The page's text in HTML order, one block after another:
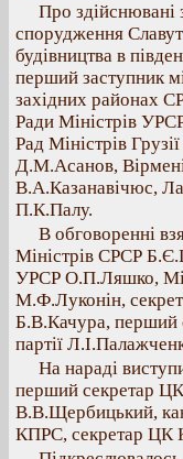
Про
спорудження
будівництва в
перший заступник
західних районах
Ради Міністрів
Рад Міністрів
Д.М.Асанов,
В.А.Казанавічюс,
П.К.Палу.
В обговоренні
Міністрів СРСР
УРСР О.П.Ляшко,
М.Ф.Луконін,
Б.В.Качура, перший
партії
На нараді
перший секретар
В.В.Щербицький,
КПРС, секретар ЦК